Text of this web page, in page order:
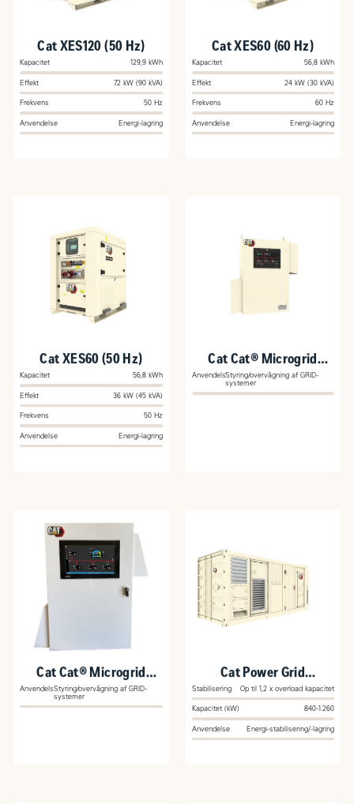
Cat XES120 (50 Hz)
Kapacitet 129,9 kWh
Effekt 72 kW (90 kVA)
Frekvens 50 Hz
Anvendelse Energi-lagring
Cat XES60 (60 Hz)
Kapacitet 56,8 kWh
Effekt 24 kW (30 kVA)
Frekvens 60 Hz
Anvendelse Energi-lagring
Cat XES60 (50 Hz)
Kapacitet 56,8 kWh
Effekt 36 kW (45 kVA)
Frekvens 50 Hz
Anvendelse Energi-lagring
Cat Cat® Microgrid
Master Controller-Small
(MMC-S)
AnvendelseStyring/overvågning af GRID-
systemer
Cat Cat® Microgrid
Master Controller-
Medium (MMC-M)
AnvendelseStyring/overvågning af GRID-
systemer
Cat Power Grid
Stabilization (PGS)
Stabilisering Op til 1,2 x overload kapacitet
Kapacitet (kW) 840-1.260
Anvendelse Energi-stabilisering/-lagring